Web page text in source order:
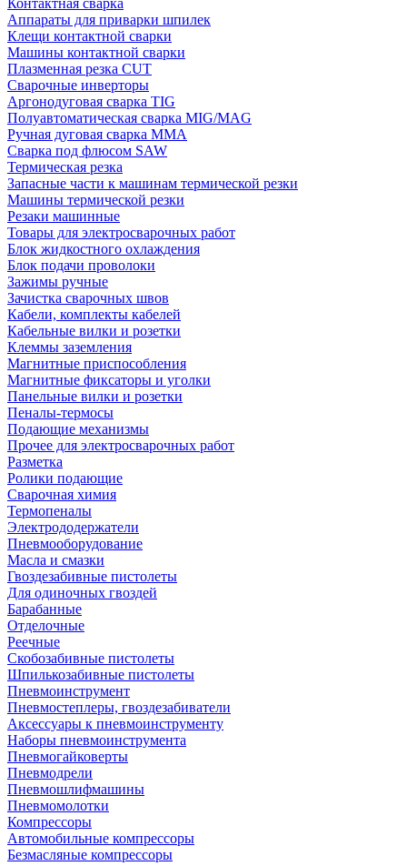
Контактная сварка
Аппараты для приварки шпилек
Клещи контактной сварки
Машины контактной сварки
Плазменная резка CUT
Сварочные инверторы
Аргонодуговая сварка TIG
Полуавтоматическая сварка MIG/MAG
Ручная дуговая сварка MMA
Сварка под флюсом SAW
Термическая резка
Запасные части к машинам термической резки
Машины термической резки
Резаки машинные
Товары для электросварочных работ
Блок жидкостного охлаждения
Блок подачи проволоки
Зажимы ручные
Зачистка сварочных швов
Кабели, комплекты кабелей
Кабельные вилки и розетки
Клеммы заземления
Магнитные приспособления
Магнитные фиксаторы и уголки
Панельные вилки и розетки
Пеналы-термосы
Подающие механизмы
Прочее для электросварочных работ
Разметка
Ролики подающие
Сварочная химия
Термопеналы
Электрододержатели
Пневмооборудование
Масла и смазки
Гвоздезабивные пистолеты
Для одиночных гвоздей
Барабанные
Отделочные
Реечные
Скобозабивные пистолеты
Шпилькозабивные пистолеты
Пневмоинструмент
Пневмостеплеры, гвоздезабиватели
Аксессуары к пневмоинструменту
Наборы пневмоинструмента
Пневмогайковерты
Пневмодрели
Пневмошлифмашины
Пневмомолотки
Компрессоры
Автомобильные компрессоры
Безмасляные компрессоры